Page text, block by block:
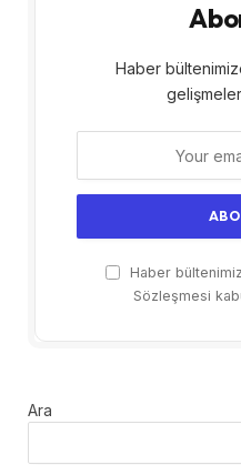
Haber
Haber
Sözleşmesi
Ara